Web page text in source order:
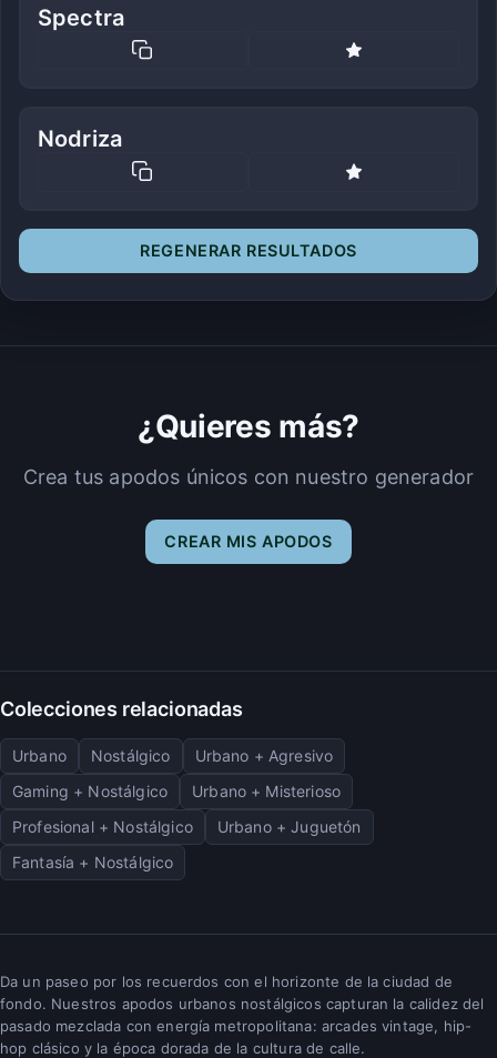
Spectra
Nodriza
REGENERAR RESULTADOS
¿Quieres más?
Crea tus apodos únicos con nuestro generador
CREAR MIS APODOS
Colecciones relacionadas
Urbano Nostálgico
Urbano + Agresivo
Gaming + Nostálgico
Urbano + Misterioso
Profesional + Nostálgico
Urbano + Juguetón
Fantasía + Nostálgico
Da un paseo por los recuerdos con el horizonte de la ciudad de
fondo. Nuestros apodos urbanos nostálgicos capturan la calidez del
pasado mezclada con energía metropolitana: arcades vintage, hip-
hop clásico y la época dorada de la cultura de calle.